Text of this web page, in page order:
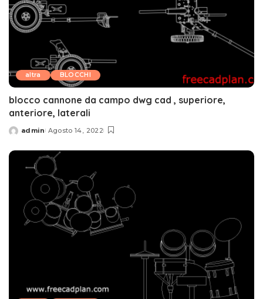
altra BLOCCHI
blocco cannone da campo dwg cad , superiore,
anteriore, laterali
Posted
admin Agosto 14, 2022